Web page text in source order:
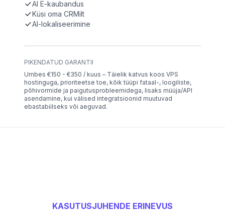
AI E-kaubandus
Küsi oma CRMilt
AI-lokaliseerimine
PIKENDATUD GARANTII
Umbes €150 - €350 / kuus – Täielik katvus koos VPS
hostinguga, prioriteetse toe, kõik tüüpi fataal-, loogiliste,
põhivormide ja paigutusprobleemidega, lisaks müüja/API
asendamine, kui välised integratsioonid muutuvad
ebastabiilseks või aeguvad.
KASUTUSJUHENDE ERINEVUS